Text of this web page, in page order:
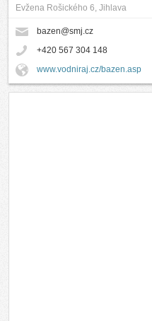
Evžena Rošického 6, Jihlava
bazen@smj.cz
+420 567 304 148
www.vodniraj.cz/bazen.asp